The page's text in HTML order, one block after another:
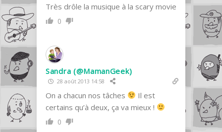
Très drôle la musique à la scary movie
0
Sandra (@MamanGeek)
28 août 2013 14:58
On a chacun nos tâches
Il est
certains qu’à deux, ça va mieux !
0